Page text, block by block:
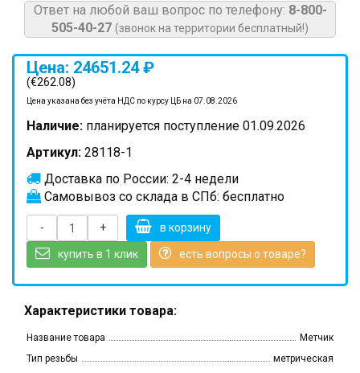
Ответ на любой ваш вопрос по телефону: 8-800-
505-40-27 (звонок на территории бесплатный!)
Цена: 24651.24 ₽
(€262.08)
Цена указана без учёта НДС по курсу ЦБ на 07.08.2026
Наличие: планируется поступление 01.09.2026
Артикул: 28118-1
Доставка по России: 2-4 недели
Самовывоз со склада в СПб: бесплатно
- + в корзину
купить в 1 клик есть вопросы о товаре?
Характеристики товара:
Название товара
Метчик
Тип резьбы
метрическая